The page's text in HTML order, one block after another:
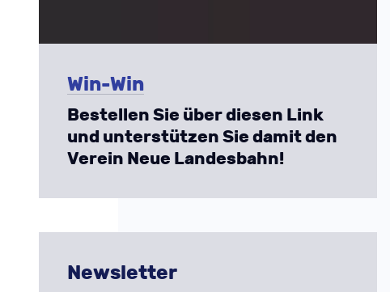
Win-Win
Bestellen Sie über diesen Link
und unterstützen Sie damit den
Verein Neue Landesbahn!
Newsletter